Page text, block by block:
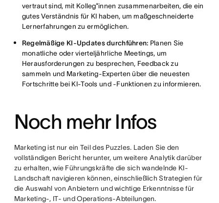
vertraut sind, mit Kolleg*innen zusammenarbeiten, die ein
gutes Verständnis für KI haben, um maßgeschneiderte
Lernerfahrungen zu ermöglichen.
Regelmäßige KI-Updates durchführen: Planen Sie
monatliche oder vierteljährliche Meetings, um
Herausforderungen zu besprechen, Feedback zu
sammeln und Marketing-Experten über die neuesten
Fortschritte bei KI-Tools und -Funktionen zu informieren.
Noch mehr Infos
Marketing ist nur ein Teil des Puzzles. Laden Sie den
vollständigen Bericht herunter, um weitere Analytik darüber
zu erhalten, wie Führungskräfte die sich wandelnde KI-
Landschaft navigieren können, einschließlich Strategien für
die Auswahl von Anbietern und wichtige Erkenntnisse für
Marketing-, IT- und Operations-Abteilungen.